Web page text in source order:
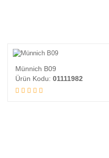
Münnich B09
Ürün Kodu: 01111982